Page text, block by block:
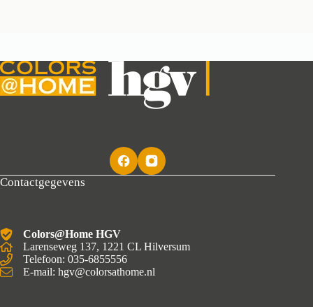
Contactgegevens
Colors@Home HGV
Larenseweg 137, 1221 CL Hilversum
Telefoon: 035-6855556
E-mail: hgv@colorsathome.nl